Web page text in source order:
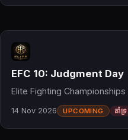
EFC 10: Judgment Day
Elite Fighting Championships
14 Nov 2026 UPCOMING គាំទ្រ